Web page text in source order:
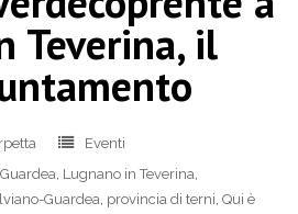
Teverina, il
Eventi
Guardea Lugnano in Teverina
Guardea provincia di terni Qui è